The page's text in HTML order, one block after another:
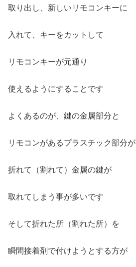
取り出し、新しいリモコンキーに
入れて、キーをカットして
リモコンキーが元通り
使えるようにすることです
よくあるのが、鍵の金属部分と
リモコンがあるプラスチック部分が
折れて（割れて）金属の鍵が
取れてしまう事が多いです
そして折れた所（割れた所）を
瞬間接着剤で付けようとする方が